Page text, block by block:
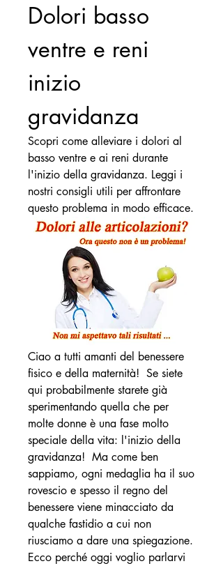
Dolori basso
ventre e reni
inizio
gravidanza
Scopri come alleviare i dolori al
basso ventre e ai reni durante
l'inizio della gravidanza. Leggi i
nostri consigli utili per affrontare
questo problema in modo efficace.
Ciao a tutti amanti del benessere
fisico e della maternità!  Se siete
qui probabilmente starete già
sperimentando quella che per
molte donne è una fase molto
speciale della vita: l'inizio della
gravidanza!  Ma come ben
sappiamo, ogni medaglia ha il suo
rovescio e spesso il regno del
benessere viene minacciato da
qualche fastidio a cui non
riusciamo a dare una spiegazione.
Ecco perché oggi voglio parlarvi